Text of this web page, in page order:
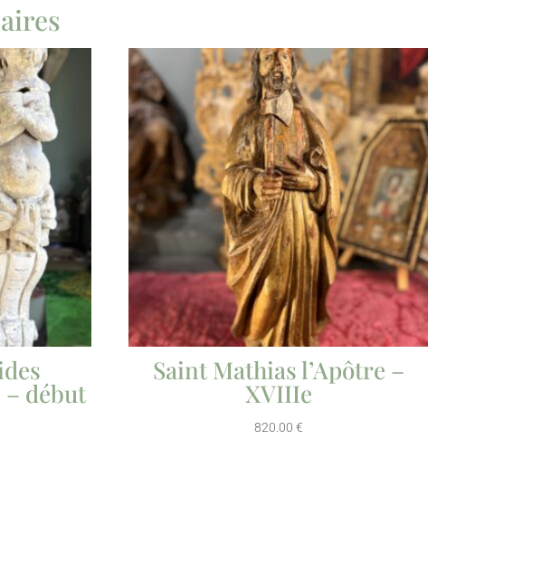
– début
Saint Mathias l’Apôtre –
XVIIIe
820.00 €